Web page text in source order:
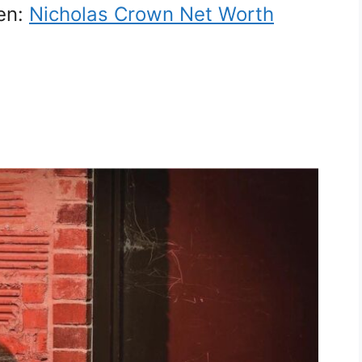
Nicholas Crown Net Worth